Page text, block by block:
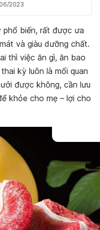
2023
phổ biến, rất được ưa
và giàu dưỡng chất.
thì việc ăn gì, ăn bao
kỳ luôn là mối quan
được không, cần lưu
khỏe cho mẹ – lợi cho